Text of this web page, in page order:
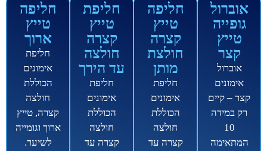
אוברול
גופייה
טייץ
קצר
אוברול
אימונים
קצר – קיים
רק במידה
10
המתאימה
חליפה
טייץ
קצרה
חולצת
מותן
חליפת
אימונים
הכוללת
חולצה
קצרה עד
חליפת
טייץ
קצרה
חולצה
עד הירך
חליפת
אימונים
הכוללת
חולצה
קצרה עד
חליפה
טייץ
ארוך
חליפת
אימונים
הכוללת
חולצה
קצרה, טייץ
ארוך וגומייה
לשיער.